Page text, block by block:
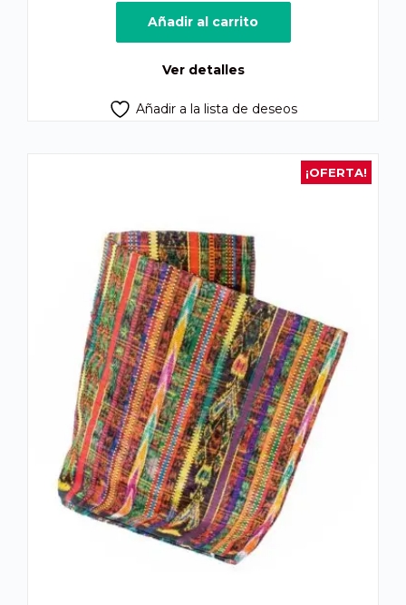
original
Añadir al carrito
Ver detalles
Añadir a la lista de deseos
¡OFERTA!